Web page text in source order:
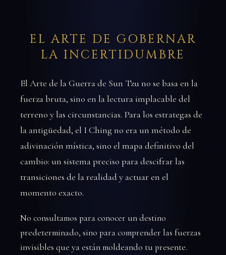
EL ARTE DE GOBERNAR
LA INCERTIDUMBRE
El Arte de la Guerra de Sun Tzu no se basa en la
fuerza bruta, sino en la lectura implacable del
terreno y las circunstancias. Para los estrategas de
la antigüedad, el I Ching no era un método de
adivinación mística, sino el mapa definitivo del
cambio: un sistema preciso para descifrar las
transiciones de la realidad y actuar en el
momento exacto.
No consultamos para conocer un destino
predeterminado, sino para comprender las fuerzas
invisibles que ya están moldeando tu presente.